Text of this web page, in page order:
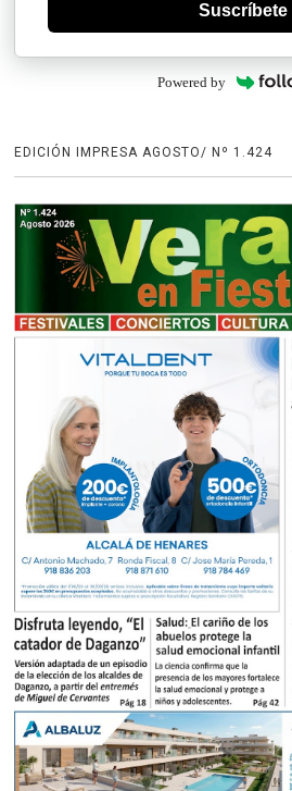
Suscríbete
Powered by
EDICIÓN IMPRESA AGOSTO/ Nº 1.424